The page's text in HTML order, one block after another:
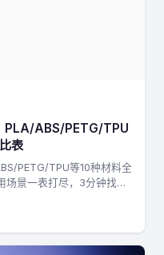
PLA/ABS/PETG/TPU
表
PETG/TPU等10种材料全
场景一表打尽，3分钟找到